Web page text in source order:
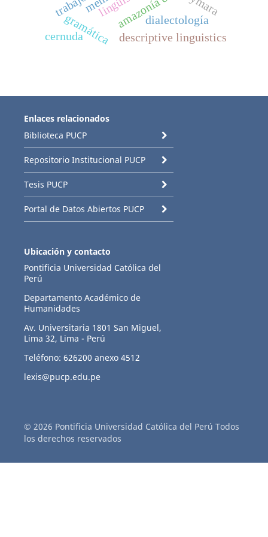
descriptive linguistics
dialectología
gramática
cernuda
Enlaces relacionados
Biblioteca PUCP
Repositorio Institucional PUCP
Tesis PUCP
Portal de Datos Abiertos PUCP
Ubicación y contacto
Pontificia Universidad Católica del
Perú
Departamento Académico de
Humanidades
Av. Universitaria 1801 San Miguel,
Lima 32, Lima - Perú
Teléfono: 626200 anexo 4512
lexis@pucp.edu.pe
© 2026 Pontificia Universidad Católica del Perú Todos
los derechos reservados